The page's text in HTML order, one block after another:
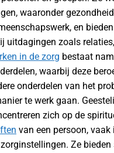
waaronder
en bieden
uitdagingen zoals
in de zorg bestaat
waarbij deze
onderdelen van het
te werk gaan.
zich op de
van een persoon, vaak
Ze